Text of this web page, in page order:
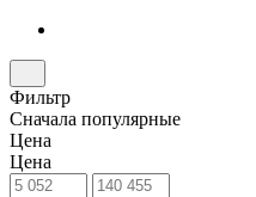
Фильтр
Сначала популярные
Цена
Цена